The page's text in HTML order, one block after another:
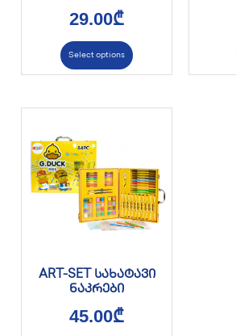
29.00₾
Select options
ART-SET სახატავი
ნაკრები
45.00₾